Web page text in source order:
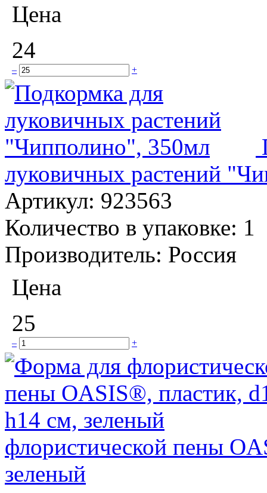
Цена
24
– +
луковичных растений
Артикул: 923563
Количество в упаковке: 1
Производитель: Россия
Цена
25
– +
флористической пены
зеленый